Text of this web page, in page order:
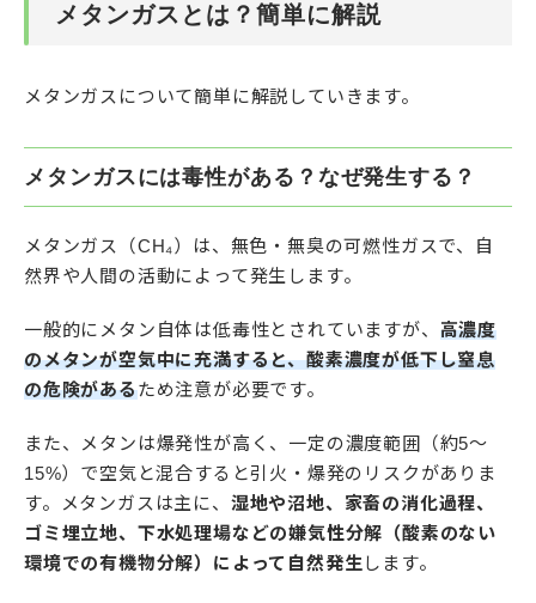
メタンガスとは？簡単に解説
メタンガスについて簡単に解説していきます。
メタンガスには毒性がある？なぜ発生する？
メタンガス（CH₄）は、無色・無臭の可燃性ガスで、自
然界や人間の活動によって発生します。
一般的にメタン自体は低毒性とされていますが、 高濃度
のメタンが空気中に充満すると、酸素濃度が低下し窒息
の危険があるため注意が必要です。
また、メタンは爆発性が高く、一定の濃度範囲（約5～
15%）で空気と混合すると引火・爆発のリスクがありま
す。メタンガスは主に、 湿地や沼地、家畜の消化過程、
ゴミ埋立地、下水処理場などの嫌気性分解（酸素のない
環境での有機物分解）によって自然発生 します。